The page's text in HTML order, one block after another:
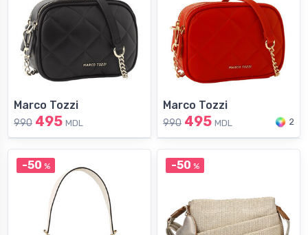
Marco Tozzi
990 495 MDL
Marco Tozzi
990 495 MDL 2
-50 % -50 %